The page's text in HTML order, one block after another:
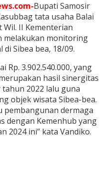
Bupati Samosir
tata usaha Balai
II Kementerian
melakukan monitoring
Sibea bea, 18/09.
Rp. 3.902.540.000, yang
hasil sinergitas
2022 lalu guna
objek wisata Sibea-bea.
pembangunan dermaga
dengan Kemenhub yang
2024 ini” kata Vandiko.